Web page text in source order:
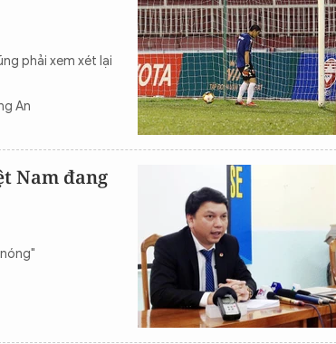
phải xem xét lại
An
Nam đang